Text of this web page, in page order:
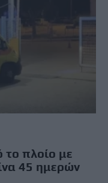
το πλοίο με
45 ημερών